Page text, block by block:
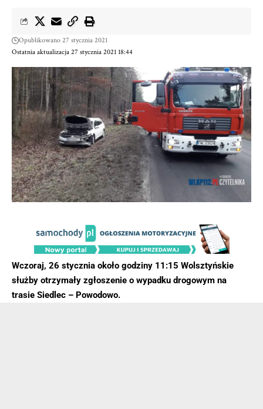
Ostatnia aktualizacja 27 stycznia 2021 18:44
Opublikowano 27 stycznia 2021
Wczoraj, 26 stycznia około godziny 11:15 Wolsztyńskie
służby otrzymały zgłoszenie o wypadku drogowym na
trasie Siedlec – Powodowo.